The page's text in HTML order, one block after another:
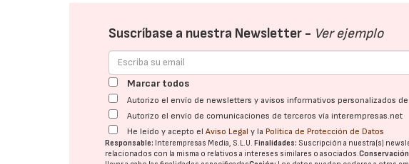
Suscríbase a nuestra Newsletter - Ver ejemplo
Marcar todos
Autorizo el envío de newsletters y avisos informativos personalizados
Autorizo el envío de comunicaciones de terceros vía interempresas.net
He leído y acepto elAviso Legal y la Política de Protección de Datos
Responsable: Interempresas Media, S.L.U.Finalidades: Suscripción a nuestra(s)
relacionados con la misma o relativos a intereses similares o asociados.